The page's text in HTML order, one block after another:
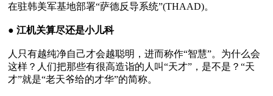
在驻韩美军基地部署“萨德反导系统”(THAAD)。
● 江机关算尽还是小儿科
人只有越纯净自己才会越聪明，进而称作“智慧”。为什么会
这样？人们把那些有很高造诣的人叫“天才”，是不是？“天
才”就是“老天爷给的才华”的简称。